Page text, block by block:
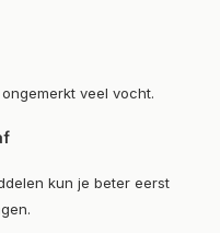
veel vocht.
kun je beter eerst